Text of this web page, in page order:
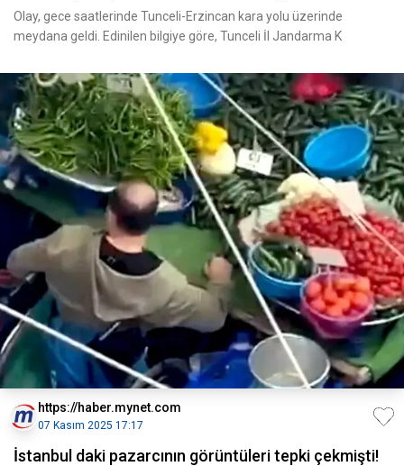
Olay, gece saatlerinde Tunceli-Erzincan kara yolu üzerinde
meydana geldi. Edinilen bilgiye göre, Tunceli İl Jandarma K
https://haber.mynet.com
07 Kasım 2025 17:17
İstanbul daki pazarcının görüntüleri tepki çekmişti!